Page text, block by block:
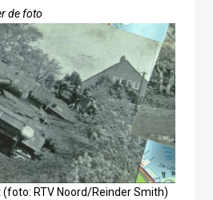
de foto
RTV Noord/Reinder Smith)